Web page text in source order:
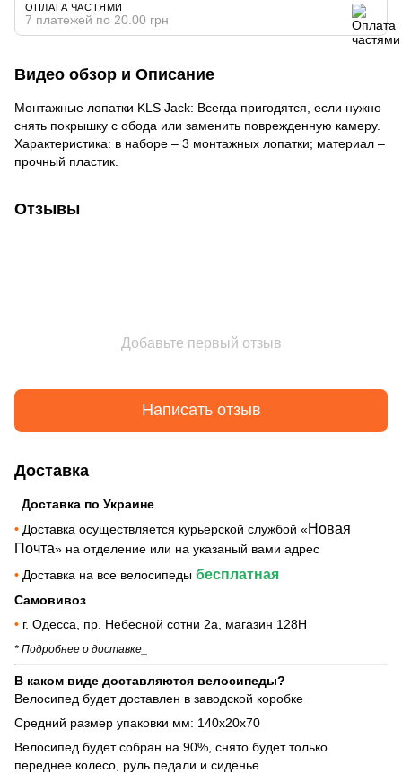
ОПЛАТА ЧАСТЯМИ
7 платежей по 20.00 грн
Видео обзор и Описание
Монтажные лопатки KLS Jack: Всегда пригодятся, если нужно
снять покрышку с обода или заменить поврежденную камеру.
Характеристика: в наборе – 3 монтажных лопатки; материал –
прочный пластик.
Отзывы
Добавьте первый отзыв
Написать отзыв
Доставка
Доставка по Украине
• Доставка осуществляется курьерской службой «Новая
Почта» на отделение или на указаный вами адрес
• Доставка на все велосипеды бесплатная
Самовивоз
• г. Одесса, пр. Небесной сотни 2а, магазин 128Н
* Подробнее о доставке_
В каком виде доставляются велосипеды?
Велосипед будет доставлен в заводской коробке
Средний размер упаковки мм: 140х20х70
Велосипед будет собран на 90%, снято будет только
переднее колесо, руль педали и сиденье